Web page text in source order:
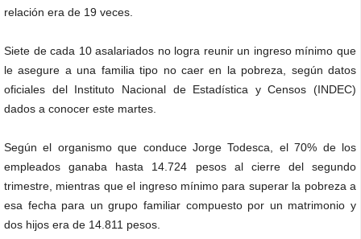
relación era de 19 veces.
Siete de cada 10 asalariados no logra reunir un ingreso mínimo que
le asegure a una familia tipo no caer en la pobreza, según datos
oficiales del Instituto Nacional de Estadística y Censos (INDEC)
dados a conocer este martes.
Según el organismo que conduce Jorge Todesca, el 70% de los
empleados ganaba hasta 14.724 pesos al cierre del segundo
trimestre, mientras que el ingreso mínimo para superar la pobreza a
esa fecha para un grupo familiar compuesto por un matrimonio y
dos hijos era de 14.811 pesos.